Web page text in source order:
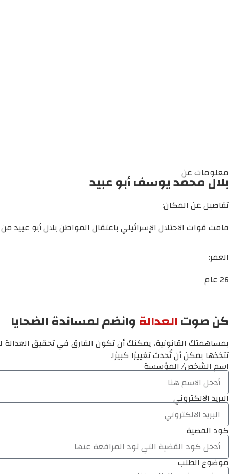
معلومات عن
بلال محمد يوسف أبو عبيد
تفاصيل عن المكان:
قامت قوات الاحتلال الإسرائيلي باعتقال المواطن بلال أبو عبيد
العمر:
26 عام
كن صوتالعدالةوانضم لمساندة الضحايا
بمساهمتك القانونية، يمكنك أن تكون الفارق في تحقيق
تتخذها يمكن أن تُحدث تغييرًا كبيرًا.
اسم الشخص/ المؤسسة
البريد الالكتروني
كود القضية
موضوع الطلب